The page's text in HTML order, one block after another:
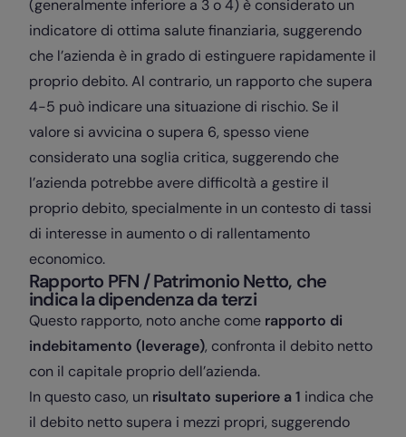
(generalmente inferiore a 3 o 4) è considerato un
indicatore di ottima salute finanziaria, suggerendo
che l’azienda è in grado di estinguere rapidamente il
proprio debito. Al contrario, un rapporto che supera
4-5 può indicare una situazione di rischio. Se il
valore si avvicina o supera 6, spesso viene
considerato una soglia critica, suggerendo che
l’azienda potrebbe avere difficoltà a gestire il
proprio debito, specialmente in un contesto di tassi
di interesse in aumento o di rallentamento
economico.
Rapporto PFN / Patrimonio Netto, che
indica la dipendenza da terzi
Questo rapporto, noto anche come rapporto di
indebitamento (leverage), confronta il debito netto
con il capitale proprio dell’azienda.
In questo caso, un risultato superiore a 1 indica che
il debito netto supera i mezzi propri, suggerendo